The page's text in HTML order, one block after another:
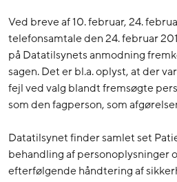
Ved breve af 10. februar, 24.
telefonsamtale den 24. februar
på Datatilsynets anmodning
sagen. Det er bl.a. oplyst, at der
fejl ved valg blandt fremsøgte
som den fagperson, som
Datatilsynet finder samlet set
behandling af personoplysninger
efterfølgende håndtering af